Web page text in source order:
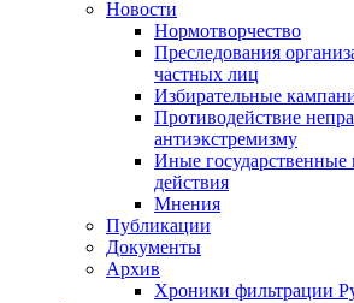
Новости
Нормотворчество
Преследования
частных лиц
Избирательные
Противодействие
антиэкстремизму
Иные
действия
Мнения
Публикации
Документы
Архив
Хроники фильтрации